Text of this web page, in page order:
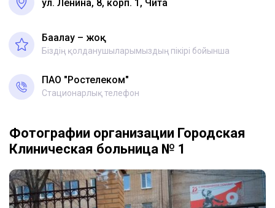
ул. Ленина, 8, корп. 1, Чита
Бағалау – жоқ
Біздің қолданушыларымыздың пікірі бойынша
ПАО "Ростелеком"
Стационарлық телефон
Фотографии организации Городская
Клиническая больница № 1